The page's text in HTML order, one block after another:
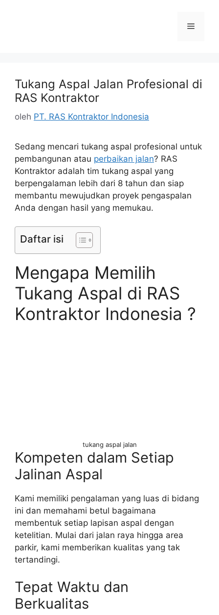
Menu
Tukang Aspal Jalan Profesional di
RAS Kontraktor
oleh PT. RAS Kontraktor Indonesia
Sedang mencari tukang aspal profesional untuk
pembangunan atau perbaikan jalan? RAS
Kontraktor adalah tim tukang aspal yang
berpengalaman lebih dari 8 tahun dan siap
membantu mewujudkan proyek pengaspalan
Anda dengan hasil yang memukau.
Daftar isi
Mengapa Memilih
Tukang Aspal di RAS
Kontraktor Indonesia ?
tukang aspal jalan
Kompeten dalam Setiap
Jalinan Aspal
Kami memiliki pengalaman yang luas di bidang
ini dan memahami betul bagaimana
membentuk setiap lapisan aspal dengan
ketelitian. Mulai dari jalan raya hingga area
parkir, kami memberikan kualitas yang tak
tertandingi.
Tepat Waktu dan
Berkualitas